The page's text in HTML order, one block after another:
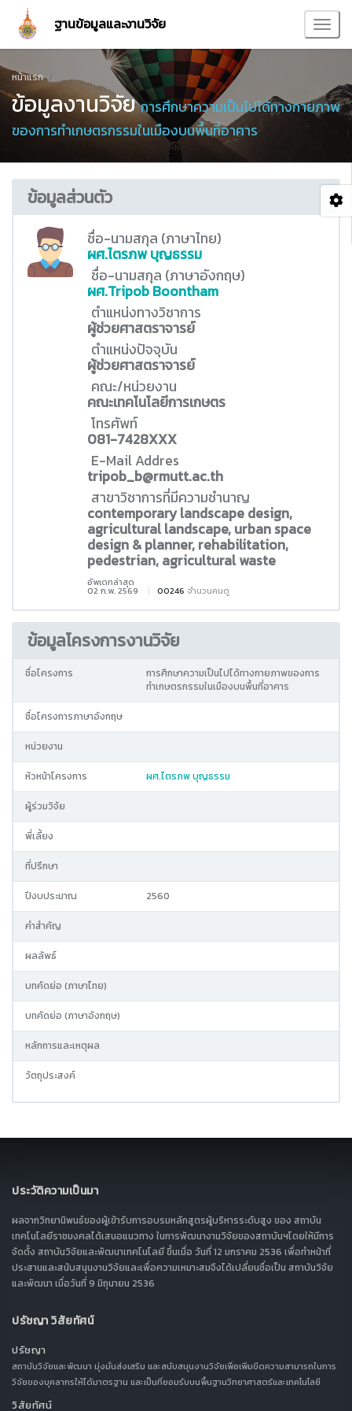
ฐานข้อมูลและงานวิจัย
หน้าแรก
ข้อมูลงานวิจัยการศึกษาความเป็นไปได้ทางกายภาพ
ของการทำเกษตรกรรมในเมืองบนพื้นที่อาคาร
ข้อมูลส่วนตัว
ชื่อ-นามสกุล (ภาษาไทย)
ผศ.ไตรภพ บุญธรรม
ชื่อ-นามสกุล (ภาษาอังกฤษ)
ผศ.Tripob Boontham
ตำแหน่งทางวิชาการ
ผู้ช่วยศาสตราจารย์
ตำแหน่งปัจจุบัน
ผู้ช่วยศาสตราจารย์
คณะ/หน่วยงาน
คณะเทคโนโลยีการเกษตร
โทรศัพท์
081-7428XXX
E-Mail Addres
tripob_b@rmutt.ac.th
สาขาวิชาการที่มีความชำนาญ
contemporary landscape design,
agricultural landscape, urban space
design & planner, rehabilitation,
pedestrian, agricultural waste
อัพเดทล่าสุด
02 ก.พ. 2569 00246 จำนวนคนดู
ข้อมูลโครงการงานวิจัย
ชื่อโครงการ
การศึกษาความเป็นไปได้ทางกายภาพของการ
ทำเกษตรกรรมในเมืองบนพื้นที่อาคาร
ชื่อโครงการภาษาอังกฤษ
หน่วยงาน
หัวหน้าโครงการ ผศ.ไตรภพ บุญธรรม
ผู้ร่วมวิจัย
พี่เลี้ยง
ที่ปรึกษา
ปีงบประมาณ 2560
คำสำคัญ
ผลลัพธ์
บทคัดย่อ (ภาษาไทย)
บทคัดย่อ (ภาษาอังกฤษ)
หลักการและเหตุผล
วัตถุประสงค์
ประวัติความเป็นมา
ผลจากวิทยานิพนธ์ของผู้เข้ารับการอบรมหลักสูตรผู้บริหารระดับสูง ของ สถาบัน
เทคโนโลยีราชมงคลได้เสนอแนวทาง ในการพัฒนางานวิจัยของสถาบันฯโดยให้มีการ
จัดตั้ง สถาบันวิจัยและพัฒนาเทคโนโลยี ขึ้นเมื่อ วันที่ 12 มกราคม 2536 เพื่อทำหน้าที่
ประสานและสนับสนุนงานวิจัยและเพื่อความเหมาะสมจึงได้เปลี่ยนชื่อเป็น สถาบันวิจัย
และพัฒนา เมื่อวันที่ 9 มิถุนายน 2536
ปรัชญา วิสัยทัศน์
ปรัชญา
สถาบันวิจัยและพัฒนา มุ่งมั่นส่งเสริม และสนับสนุนงานวิจัยเพื่อเพิ่มขีดความสามารถในการ
วิจัยของบุคลากรให้ได้มาตรฐาน และเป็นที่ยอมรับบนพื้นฐานวิทยาศาสตร์และเทคโนโลยี
วิสัยทัศน์